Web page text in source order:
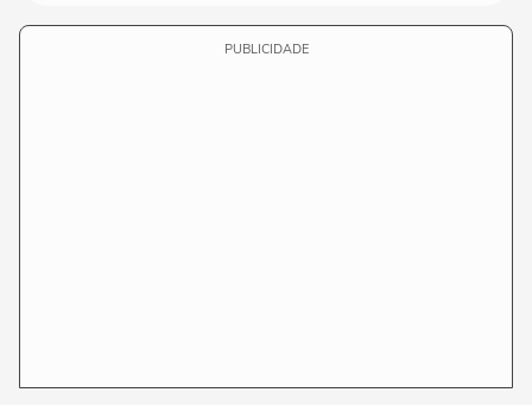
PUBLICIDADE